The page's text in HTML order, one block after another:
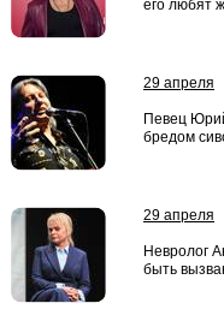
его любят
29 апреля
Певец
бредом
29 апреля
Невролог
быть